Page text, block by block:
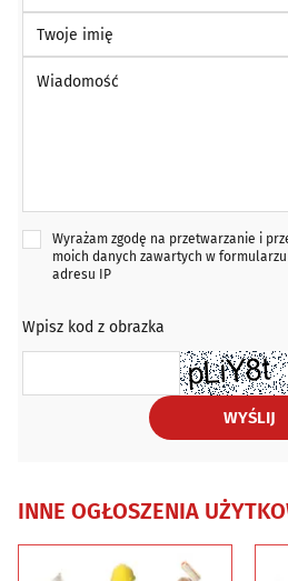
Twoje imię
Wyrażam zgodę na przetwarzanie i
moich danych zawartych w
adresu IP
Wpisz kod z obrazka
WYŚLIJ
INNE OGŁOSZENIA